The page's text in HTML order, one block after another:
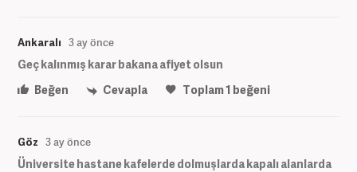
Ankaralı 3 ay önce
Geç kalınmış karar bakana afiyet olsun
Beğen
Cevapla Toplam1 beğeni
Göz 3 ay önce
Üniversite hastane kafelerde dolmuşlarda kapalı alanlarda